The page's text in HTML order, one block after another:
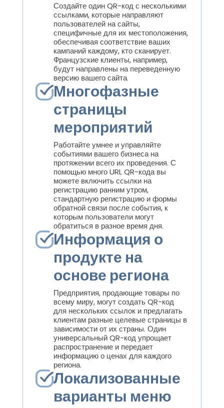
Создайте один QR-код с несколькими
ссылками, которые направляют
пользователей на сайты,
специфичные для их местоположения,
обеспечивая соответствие ваших
кампаний каждому, кто сканирует.
Французские клиенты, например,
будут направлены на переведенную
версию вашего сайта.
Многофазные
страницы
мероприятий
Работайте умнее и управляйте
событиями вашего бизнеса на
протяжении всего их проведения. С
помощью много URL QR-кода вы
можете включить ссылки на
регистрацию ранним утром,
стандартную регистрацию и формы
обратной связи после события, к
которым пользователи могут
обратиться в разное время дня.
Информация о
продукте на
основе региона
Предприятия, продающие товары по
всему миру, могут создать QR-код
для нескольких ссылок и предлагать
клиентам разные целевые страницы в
зависимости от их страны. Один
универсальный QR-код упрощает
распространение и передает
информацию о ценах для каждого
региона.
Локализованные
варианты меню